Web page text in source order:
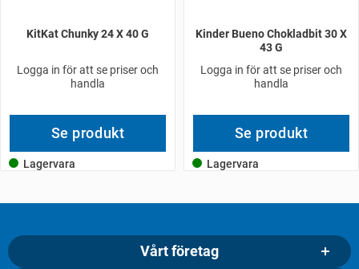
KitKat Chunky 24 X 40 G
Logga in för att se priser och
handla
Se produkt
Lagervara
Kinder Bueno Chokladbit 30 X
43 G
Logga in för att se priser och
handla
Se produkt
Lagervara
Vårt företag